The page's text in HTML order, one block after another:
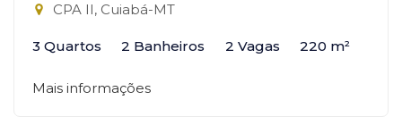
CPA II, Cuiabá-MT
3 Quartos 2 Banheiros 2 Vagas 220 m²
Mais informações